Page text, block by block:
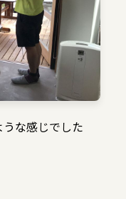
な感じでした